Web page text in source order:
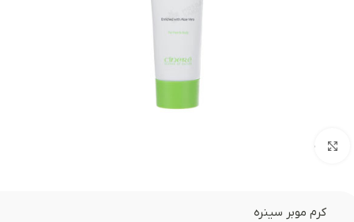
بزرگنمایی تصویر
کرم موبر سینره